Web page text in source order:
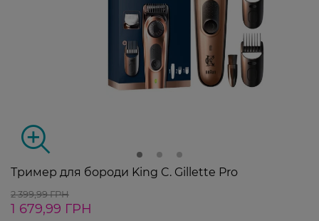
Тример для бороди King C. Gillette Pro
2 399,99 ГРН
1 679,99 ГРН